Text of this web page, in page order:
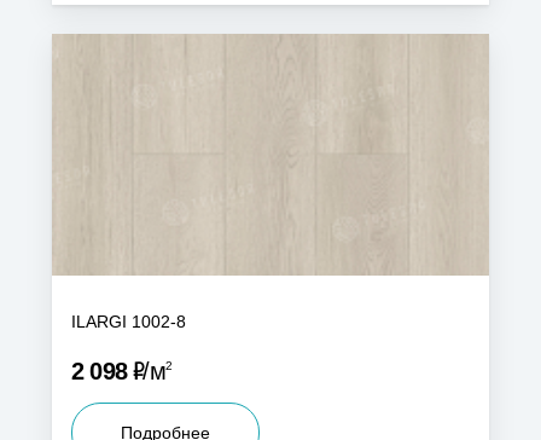
ILARGI 1002-8
2 098Р м2
Подробнее